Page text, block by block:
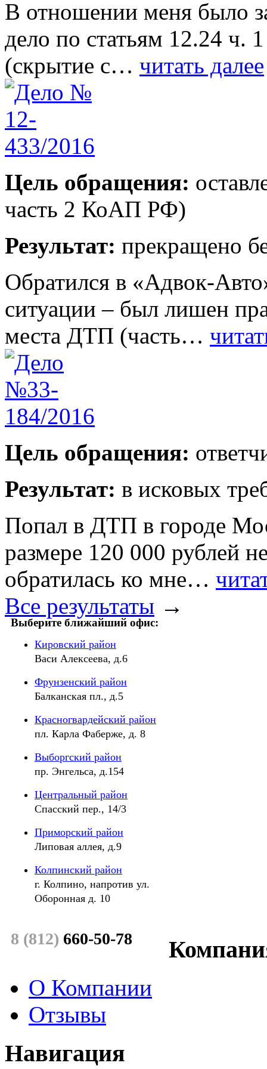
В отношении меня было
дело по статьям 12.24
(скрытие с… читать далее
Цель обращения:
часть 2 КоАП РФ)
Результат: прекращено
Обратился в «Адвок-
ситуации – был лишен
места ДТП (часть…
Цель обращения:
Результат: в исковых
Попал в ДТП в городе
размере 120 000 рублей
обратилась ко мне…
Все результаты →
Выберите ближайший офис:
Кировский район
Васи Алексеева, д.6
Фрунзенский район
Балканская пл., д.5
Красногвардейский район
пл. Карла Фаберже, д. 8
Выборгский район
пр. Энгельса, д.154
Центральный район
Спасский пер., 14/3
Приморский район
Липовая аллея, д.9
Колпинский район
г. Колпино, напротив ул.
Оборонная д. 10
8 (812) 660-50-78
О Компании
Отзывы
Навигация